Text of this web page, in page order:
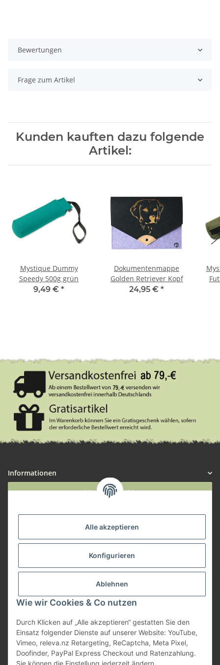
Alle akzeptieren
Konfigurieren
Ablehnen
Wie wir Cookies & Co nutzen
Durch Klicken auf „Alle akzeptieren“ gestatten Sie den
Einsatz folgender Dienste auf unserer Website: YouTube,
Vimeo, releva.nz Retargeting, ReCaptcha, Meta Pixel,
Doofinder, PayPal Express Checkout und Ratenzahlung.
Sie können die Einstellung jederzeit ändern
Bewertungen
Frage zum Artikel
Kunden kauften dazu folgende
Artikel:
Mystique Dummy
Speedy 500g grün
9,49 € *
Dokumentenmappe
Golden Retriever Kopf
24,95 € *
Informationen
Widerruf anmelden
Herstellerinformationen